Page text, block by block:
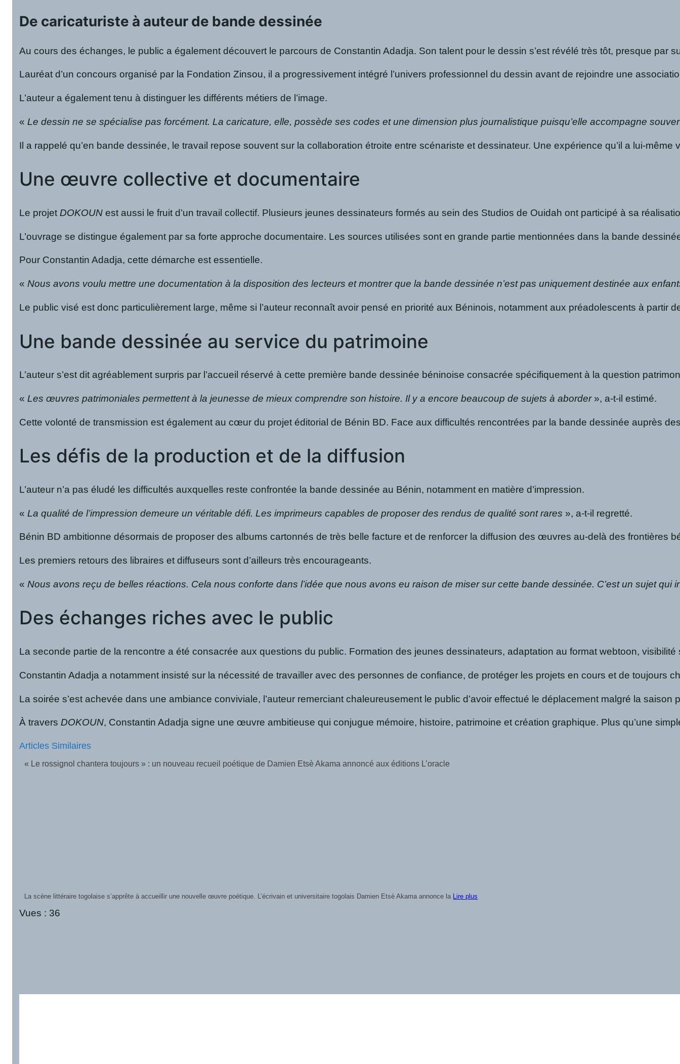
De caricaturiste à auteur de bande dessinée
Au cours des échanges, le public a également découvert le parcours de Constantin Adadja. Son talent pour le dessin s’est révélé très tôt, presque par
Lauréat d’un concours organisé par la Fondation Zinsou, il a progressivement intégré l’univers professionnel du dessin avant de rejoindre une
L’auteur a également tenu à distinguer les différents métiers de l’image.
« Le dessin ne se spécialise pas forcément. La caricature, elle, possède ses codes et une dimension plus journalistique puisqu’elle accompagne
Il a rappelé qu’en bande dessinée, le travail repose souvent sur la collaboration étroite entre scénariste et dessinateur. Une expérience qu’il a lui-
Une œuvre collective et documentaire
Le projet DOKOUN est aussi le fruit d’un travail collectif. Plusieurs jeunes dessinateurs formés au sein des Studios de Ouidah ont participé à sa
L’ouvrage se distingue également par sa forte approche documentaire. Les sources utilisées sont en grande partie mentionnées dans la bande
Pour Constantin Adadja, cette démarche est essentielle.
«Nous avons voulu mettre une documentation à la disposition des lecteurs et montrer que la bande dessinée n’est pas uniquement destinée aux
Le public visé est donc particulièrement large, même si l’auteur reconnaît avoir pensé en priorité aux Béninois, notamment aux préadolescents à partir
Une bande dessinée au service du patrimoine
L’auteur s’est dit agréablement surpris par l’accueil réservé à cette première bande dessinée béninoise consacrée spécifiquement à la question
« Les œuvres patrimoniales permettent à la jeunesse de mieux comprendre son histoire. Il y a encore beaucoup de sujets à aborder», a-t-il estimé.
Cette volonté de transmission est également au cœur du projet éditorial de Bénin BD. Face aux difficultés rencontrées par la bande dessinée auprès
Les défis de la production et de la diffusion
L’auteur n’a pas éludé les difficultés auxquelles reste confrontée la bande dessinée au Bénin, notamment en matière d’impression.
« La qualité de l’impression demeure un véritable défi. Les imprimeurs capables de proposer des rendus de qualité sont rares », a-t-il regretté.
Bénin BD ambitionne désormais de proposer des albums cartonnés de très belle facture et de renforcer la diffusion des œuvres au-delà des frontières
Les premiers retours des libraires et diffuseurs sont d’ailleurs très encourageants.
« Nous avons reçu de belles réactions. Cela nous conforte dans l’idée que nous avons eu raison de miser sur cette bande dessinée. C’est un sujet qui
Des échanges riches avec le public
La seconde partie de la rencontre a été consacrée aux questions du public. Formation des jeunes dessinateurs, adaptation au format webtoon,
Constantin Adadja a notamment insisté sur la nécessité de travailler avec des personnes de confiance, de protéger les projets en cours et de
La soirée s’est achevée dans une ambiance conviviale, l’auteur remerciant chaleureusement le public d’avoir effectué le déplacement malgré la saison
À traversDOKOUN, Constantin Adadja signe une œuvre ambitieuse qui conjugue mémoire, histoire, patrimoine et création graphique. Plus qu’une
Articles Similaires
Lancement officiel du livre “Dieu trace droit avec des courbes” du Professeur Codjo Rodrigue Abel ASSAVEDO : un rendez-vous littéraire à ne pas manquer à Parakou
Les Éditions Essaim Plumes ont le plaisir d’annoncer le lancement officiel de l’ouvrage Dieu trace droit avec des courbes, uneLire plus
Vues : 36